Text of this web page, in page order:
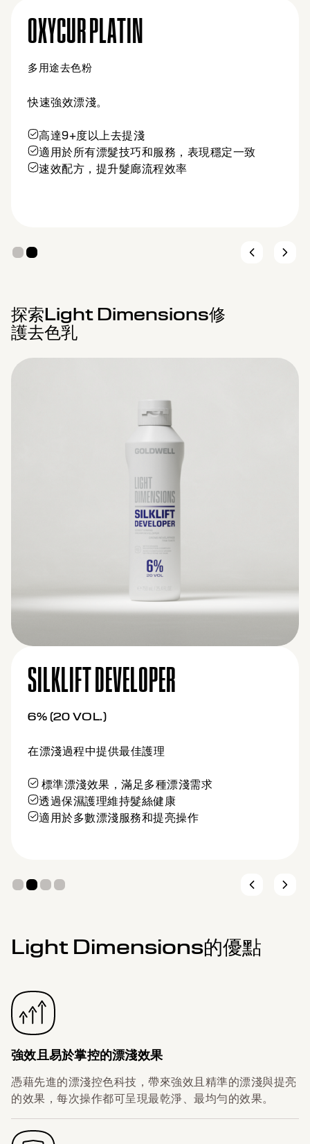
SILKLIFT STRONG
高效能去色粉
強效去色，打造可預期、乾淨的金髮效果
高達9度的漂淺力
適用於所有漂淺操作，包括全頭、局部及
淺
探索Light Dimensions修
護去色乳
SILKLIFT DEVELOPER
9% (30 VOL.)
含護理乳霜，保持髮絲強韌與柔軟
Light Dimensions的優點
強效且易於掌控的漂淺效果
憑藉先進的漂淺控色科技，帶來強效且精準的漂淺與提亮
的效果，每次操作都可呈現最乾淨、最均勻的效果。